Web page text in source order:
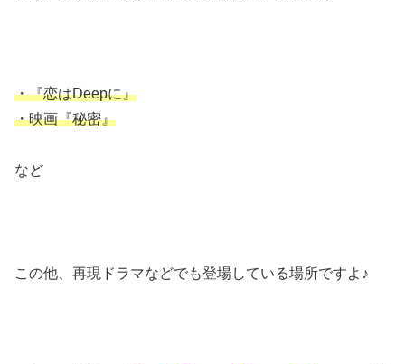
・『恋はDeepに』
・映画『秘密』
など
この他、再現ドラマなどでも登場している場所ですよ♪